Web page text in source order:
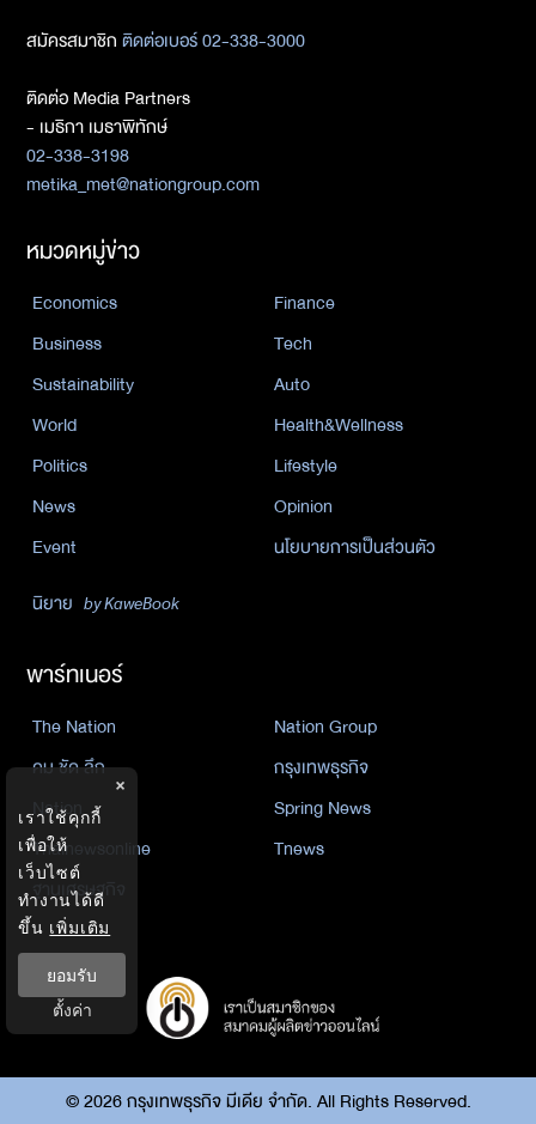
สมัครสมาชิกติดต่อเบอร์ 02-338-3000
ติดต่อ Media Partners
- เมธิกา เมธาพิทักษ์
02-338-3198
metika_met@nationgroup.com
หมวดหมู่ข่าว
Economics
Finance
Business
Tech
Sustainability
Auto
World
Health&Wellness
Politics
Lifestyle
News
Opinion
Event
นโยบายการเป็นส่วนตัว
นิยาย by KaweBook
พาร์ทเนอร์
The Nation
Nation Group
คม ชัด ลึก
กรุงเทพธุรกิจ
Nation
Spring News
Thainewsonline
Tnews
ฐานเศรษฐกิจ
©2026กรุงเทพธุรกิจ มีเดีย จำกัด. All Rights Reserved.
×
เราใช้คุกกี้
เพื่อให้
เว็บไซต์
ทำงานได้ดี
ขึ้น เพิ่มเติม
ยอมรับ
ตั้งค่า